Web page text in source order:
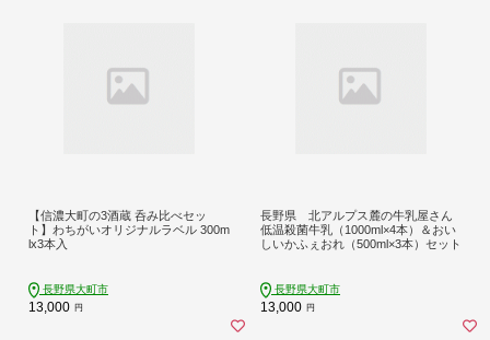
【信濃大町の3酒蔵 呑み比べセッ
ト】わちがいオリジナルラベル 300m
lx3本入
長野県大町市
13,000 円
長野県 北アルプス麓の牛乳屋さん
低温殺菌牛乳（1000ml×4本）＆おい
しいかふぇおれ（500ml×3本）セット
長野県大町市
13,000 円